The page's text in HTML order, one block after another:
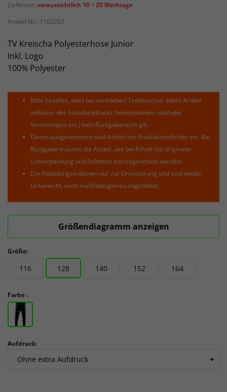
Lieferzeit: voraussichtlich 10 – 20 Werktage
Artikel-Nr.: 1102207
TV Kreischa Polyesterhose Junior
Inkl. Logo
100% Polyester
Bitte beachte, dass bei veredelten Textilien (vor allem Artikel
inklusive des Standarddrucks Vereinsnamen und/oder
Vereinslogos etc.) kein Rückgaberecht gilt.
Davon ausgenommen sind Artikel mit Produktionsfehler etc. Bei
Rückgabe müssen die Artikel, wie bei Erhalt mit originaler
Umverpackung und Etiketten zurückgeschickt werden.
Die Abbildungen dienen nur zur Orientierung und sind weder
farbenecht, noch maßstabsgetreu abgebildet.
Größendiagramm anzeigen
Größe:
116 128 140 152 164
Farbe :
Aufdruck: